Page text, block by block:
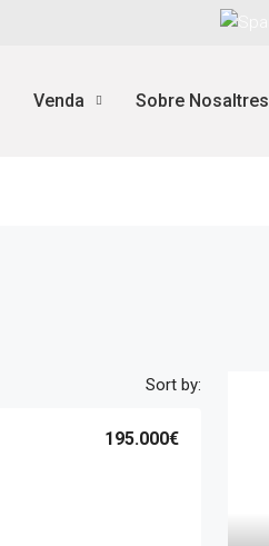
Venda Sobre Nosaltres
Sort by:
195.000€